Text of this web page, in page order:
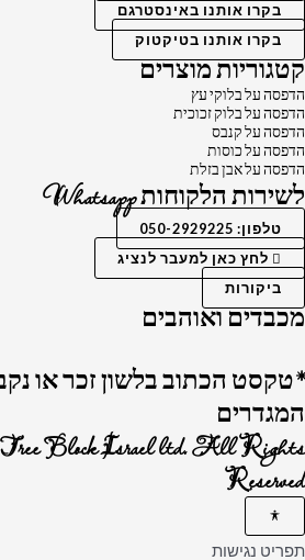
בקרו אותנו באינסטרגם
בקרו אותנו בטיקטוק
קטגוריות מוצרים
הדפסה על בלוקי עץ
הדפסה על בלוק זכוכית
הדפסה על קנבס
הדפסה על כוסות
הדפסה על אבן בזלת
לשירות הלקוחות Whatsapp
טלפון: 050-2929225
לחץ כאן למעבר לנציג
ביקורות
מכבדים ואוהבים
*טקסט הכתוב בלשון זכר או
המגדרים
Block Israel ltd. All Rights
Reserved
תפריט נגישות